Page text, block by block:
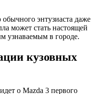
энтузиаста даже
может стать настоящей
узнаваемым в городе.
кузовных
о Mazda 3 первого